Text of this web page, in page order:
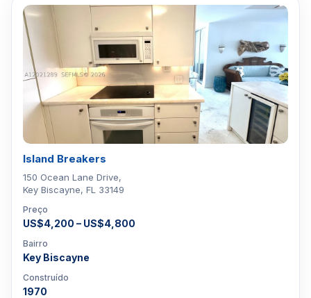
Island Breakers
150 Ocean Lane Drive,
Key Biscayne, FL 33149
Preço
US$4,200 – US$4,800
Bairro
Key Biscayne
Construído
1970